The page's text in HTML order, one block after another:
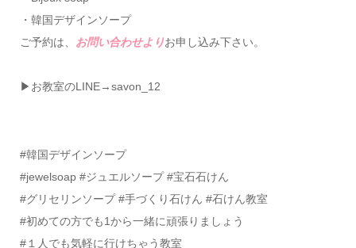
・韓国デザインソープ
ご予約は、 お問い合わせよりお申し込み下さい。
▶お教室のLINE→savon_12
#韓国デザインソープ
#jewelsoap #ジュエルソープ #宝石石けん
#グリセリンソープ #手づくり石けん #石けん教室
#初めての方でも1から一緒に頑張りましょう
#１人でも気軽に行けちゃう教室